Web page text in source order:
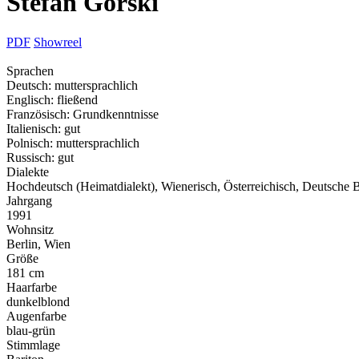
PDF Showreel
Sprachen
Deutsch: muttersprachlich
Englisch: fließend
Französisch: Grundkenntnisse
Italienisch: gut
Polnisch: muttersprachlich
Russisch: gut
Dialekte
Hochdeutsch (Heimatdialekt), Wienerisch, Österreichisch, Deutsche
Jahrgang
1991
Wohnsitz
Berlin, Wien
Größe
181 cm
Haarfarbe
dunkelblond
Augenfarbe
blau-grün
Stimmlage